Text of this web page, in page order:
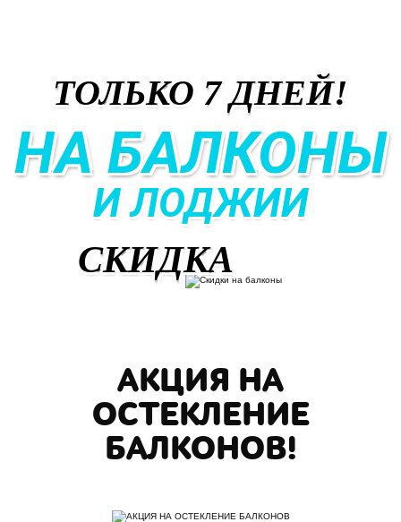
ТОЛЬКО 7 ДНЕЙ!
НА БАЛКОНЫ
И ЛОДЖИИ
СКИДКА
АКЦИЯ НА
ОСТЕКЛЕНИЕ
БАЛКОНОВ!